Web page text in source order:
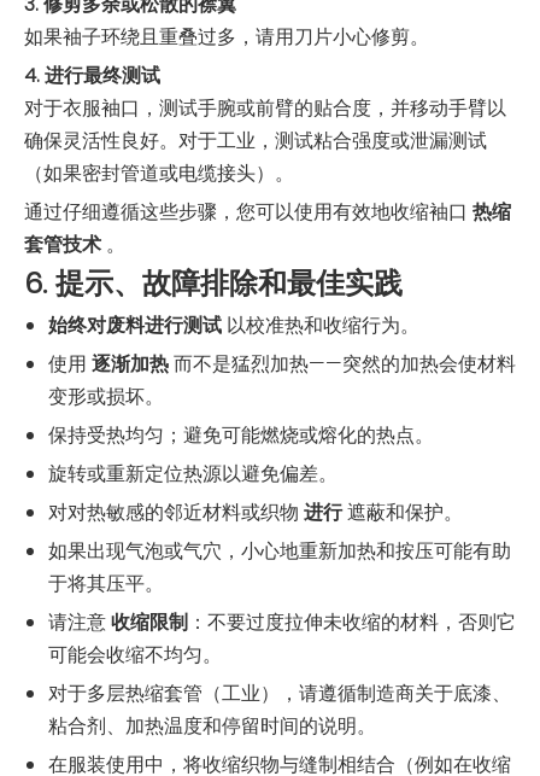
如果袖子环绕且重叠过多，请用刀片小心修剪。
4. 进行最终测试
对于衣服袖口，测试手腕或前臂的贴合度，并移动手臂以
确保灵活性良好。对于工业，测试粘合强度或泄漏测试
（如果密封管道或电缆接头）。
通过仔细遵循这些步骤，您可以使用有效地收缩袖口 热缩
套管技术 。
6. 提示、故障排除和最佳实践
始终对废料进行测试 以校准热和收缩行为。
使用 逐渐加热而不是猛烈加热——突然的加热会使材料
变形或损坏。
保持受热均匀；避免可能燃烧或熔化的热点。
旋转或重新定位热源以避免偏差。
对对热敏感的邻近材料或织物 进行遮蔽和保护。
如果出现气泡或气穴，小心地重新加热和按压可能有助
于将其压平。
请注意收缩限制 ：不要过度拉伸未收缩的材料，否则它
可能会收缩不均匀。
对于多层热缩套管（工业），请遵循制造商关于底漆、
粘合剂、加热温度和停留时间的说明。
在服装使用中，将收缩织物与缝制相结合（例如在收缩